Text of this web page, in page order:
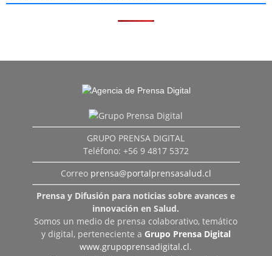
GRUPO PRENSA DIGITAL
Teléfono: +56 9 4817 5372
Correo prensa@portalprensasalud.cl
Prensa y Difusión para noticias sobre avances e
innovación en Salud.
Somos un medio de prensa colaborativo, temático
y digital, perteneciente a Grupo Prensa Digital
www.grupoprensadigital.cl.